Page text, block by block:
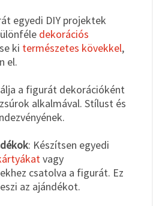
egyedi DIY projektek
dekorációs
ki természetes kövekkel,
el.
a figurát dekorációként
alkalmával. Stílust és
: Készítsen egyedi
vagy
csatolva a figurát. Ez
az ajándékot.